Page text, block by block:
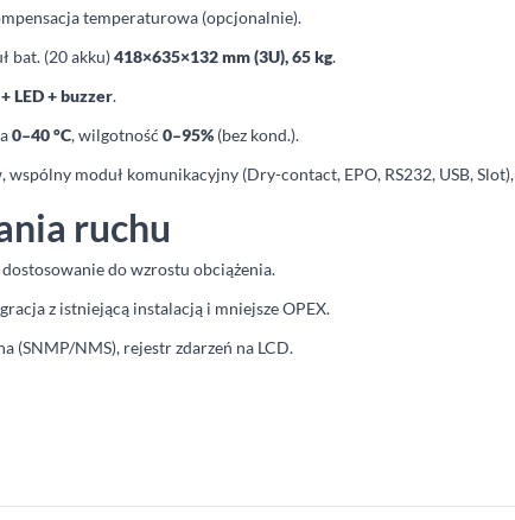
temperaturowa (opcjonalnie).
bat. (20 akku)418×635×132 mm (3U), 65 kg.
LED + buzzer.
0–40 °C, wilgotność 0–95% (bez kond.).
wspólny moduł komunikacyjny (Dry-contact, EPO, RS232, USB, Slot),
ruchu
do wzrostu obciążenia.
z istniejącą instalacją i mniejsze OPEX.
(SNMP/NMS), rejestr zdarzeń na LCD.